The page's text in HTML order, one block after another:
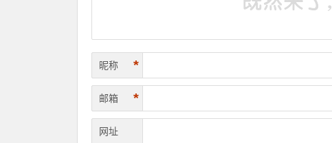
昵称 *
邮箱 *
网址